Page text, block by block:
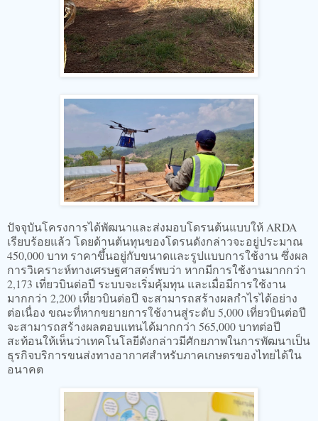
ปัจจุบันโครงการได้พัฒนาและส่งมอบโดรนต้นแบบให้ ARDA
เรียบร้อยแล้ว โดยด้านต้นทุนของโดรนดังกล่าวจะอยู่ประมาณ
450,000 บาท ราคาขึ้นอยู่กับขนาดและรูปแบบการใช้งาน ซึ่งผล
การวิเคราะห์ทางเศรษฐศาสตร์พบว่า หากมีการใช้งานมากกว่า
2,173 เที่ยวบินต่อปี ระบบจะเริ่มคุ้มทุน และเมื่อมีการใช้งาน
มากกว่า 2,200 เที่ยวบินต่อปี จะสามารถสร้างผลกำไรได้อย่าง
ต่อเนื่อง ขณะที่หากขยายการใช้งานสู่ระดับ 5,000 เที่ยวบินต่อปี
จะสามารถสร้างผลตอบแทนได้มากกว่า 565,000 บาทต่อปี
สะท้อนให้เห็นว่าเทคโนโลยีดังกล่าวมีศักยภาพในการพัฒนาเป็น
ธุรกิจบริการขนส่งทางอากาศสำหรับภาคเกษตรของไทยได้ใน
อนาคต